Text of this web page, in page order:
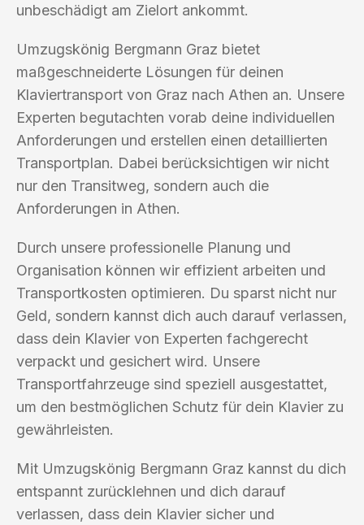
unbeschädigt am Zielort ankommt.
Umzugskönig Bergmann Graz bietet
maßgeschneiderte Lösungen für deinen
Klaviertransport von Graz nach Athen an. Unsere
Experten begutachten vorab deine individuellen
Anforderungen und erstellen einen detaillierten
Transportplan. Dabei berücksichtigen wir nicht
nur den Transitweg, sondern auch die
Anforderungen in Athen.
Durch unsere professionelle Planung und
Organisation können wir effizient arbeiten und
Transportkosten optimieren. Du sparst nicht nur
Geld, sondern kannst dich auch darauf verlassen,
dass dein Klavier von Experten fachgerecht
verpackt und gesichert wird. Unsere
Transportfahrzeuge sind speziell ausgestattet,
um den bestmöglichen Schutz für dein Klavier zu
gewährleisten.
Mit Umzugskönig Bergmann Graz kannst du dich
entspannt zurücklehnen und dich darauf
verlassen, dass dein Klavier sicher und